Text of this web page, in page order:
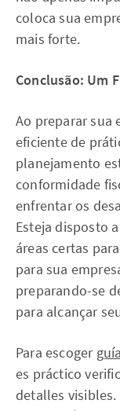
coloca sua
mais forte.
Conclusão: Um
Ao preparar sua
eficiente de
planejamento
conformidade
enfrentar os
Esteja disposto
áreas certas
para sua
preparando-se
para alcançar
Para escoger
es práctico
detalles visibles.